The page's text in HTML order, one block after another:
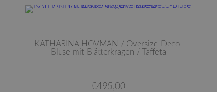
Dieses Produkt weist mehrere Varianten auf. Die Optionen können auf der Produktseite gewählt werden
KATHARINA HOVMAN / Oversize-Deco-
Bluse mit Blätterkragen / Taffeta
€495,00